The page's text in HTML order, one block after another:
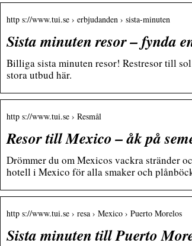
http s://www.tui.se › erbjudanden › sista-minuten
Sista minuten resor – fynda
Billiga sista minuten resor! Restresor till
stora utbud här.
http s://www.tui.se › Resmål
Resor till Mexico – åk på
Drömmer du om Mexicos vackra stränder
hotell i Mexico för alla smaker och
http s://www.tui.se › resa › Mexico › Puerto Morelos
Sista minuten till Puerto